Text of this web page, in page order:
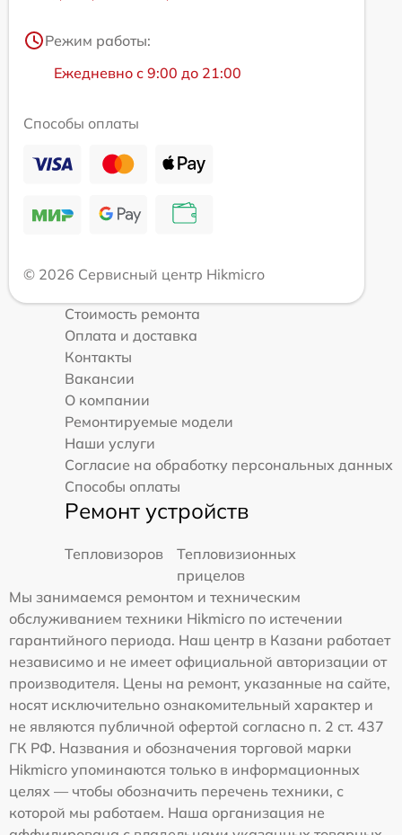
Режим работы:
Ежедневно с 9:00 до 21:00
Способы оплаты
© 2026 Сервисный центр Hikmicro
Стоимость ремонта
Оплата и доставка
Контакты
Вакансии
О компании
Ремонтируемые модели
Наши услуги
Согласие на обработку персональных данных
Способы оплаты
Ремонт устройств
Тепловизоров
Тепловизионных
прицелов
Мы занимаемся ремонтом и техническим
обслуживанием техники Hikmicro по истечении
гарантийного периода. Наш центр в Казани работает
независимо и не имеет официальной авторизации от
производителя. Цены на ремонт, указанные на сайте,
носят исключительно ознакомительный характер и
не являются публичной офертой согласно п. 2 ст. 437
ГК РФ. Названия и обозначения торговой марки
Hikmicro упоминаются только в информационных
целях — чтобы обозначить перечень техники, с
которой мы работаем. Наша организация не